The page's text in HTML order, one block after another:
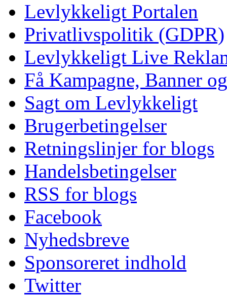
Levlykkeligt Portalen
Privatlivspolitik (GDPR)
Levlykkeligt Live
Få Kampagne, Banner
Sagt om Levlykkeligt
Brugerbetingelser
Retningslinjer for blogs
Handelsbetingelser
RSS for blogs
Facebook
Nyhedsbreve
Sponsoreret indhold
Twitter